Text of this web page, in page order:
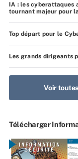
IA : les cyberattaques
tournant majeur pour
Top départ pour le
Les grands dirigeants
Voir
Télécharger